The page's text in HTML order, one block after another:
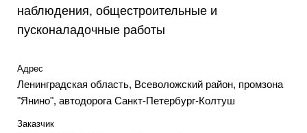
наблюдения, общестроительные и
пусконаладочные работы
Адрес
Ленинградская область, Всеволожский район, промзона
"Янино", автодорога Санкт-Петербург-Колтуш
Заказчик